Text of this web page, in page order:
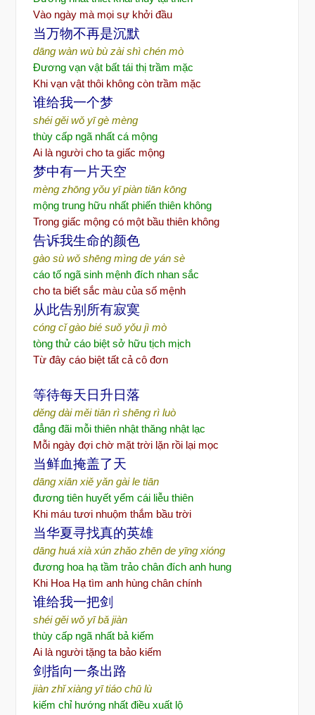
Vào ngày mà mọi sự khởi đầu
当万物不再是沉默
dāng wàn wù bù zài shì chén mò
Đương vạn vật bất tái thị trầm mặc
Khi vạn vật thôi không còn trầm mặc
谁给我一个梦
shéi gěi wǒ yī gè mèng
thùy cấp ngã nhất cá mộng
Ai là người cho ta giấc mộng
梦中有一片天空
mèng zhōng yǒu yī piàn tiān kōng
mộng trung hữu nhất phiến thiên không
Trong giấc mộng có một bầu thiên không
告诉我生命的颜色
gào sù wǒ shēng mìng de yán sè
cáo tố ngã sinh mệnh đích nhan sắc
cho ta biết sắc màu của số mệnh
从此告别所有寂寞
cóng cǐ gào bié suǒ yǒu jì mò
tòng thử cáo biệt sở hữu tịch mịch
Từ đây cáo biệt tất cả cô đơn
等待每天日升日落
děng dài měi tiān rì shēng rì luò
đẳng đãi mỗi thiên nhật thăng nhật lạc
Mỗi ngày đợi chờ mặt trời lặn rồi lại mọc
当鲜血掩盖了天
dāng xiān xiě yǎn gài le tiān
đương tiên huyết yểm cái liễu thiên
Khi máu tươi nhuộm thắm bầu trời
当华夏寻找真的英雄
dāng huá xià xún zhǎo zhēn de yīng xióng
đương hoa hạ tầm trảo chân đích anh hung
Khi Hoa Hạ tìm anh hùng chân chính
谁给我一把剑
shéi gěi wǒ yī bǎ jiàn
thùy cấp ngã nhất bả kiếm
Ai là người tặng ta bảo kiếm
剑指向一条出路
jiàn zhǐ xiàng yī tiáo chū lù
kiếm chỉ hướng nhất điều xuất lộ